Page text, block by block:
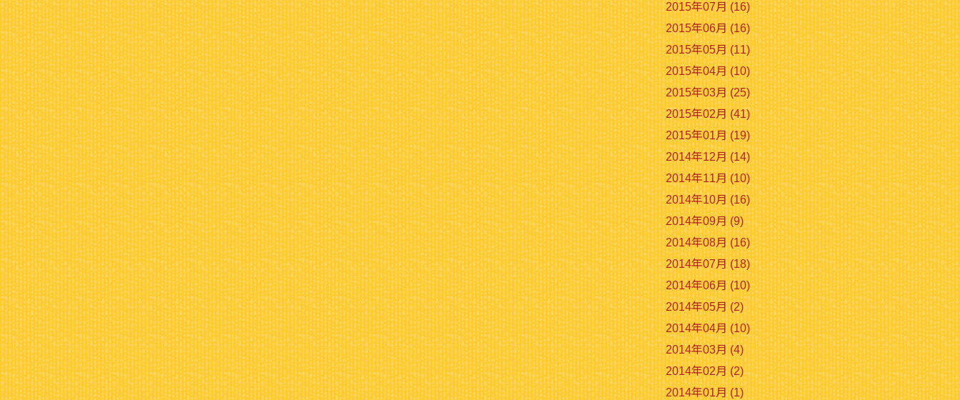
2015年07月 (16)
2015年06月 (16)
2015年05月 (11)
2015年04月 (10)
2015年03月 (25)
2015年02月 (41)
2015年01月 (19)
2014年12月 (14)
2014年11月 (10)
2014年10月 (16)
2014年09月 (9)
2014年08月 (16)
2014年07月 (18)
2014年06月 (10)
2014年05月 (2)
2014年04月 (10)
2014年03月 (4)
2014年02月 (2)
2014年01月 (1)